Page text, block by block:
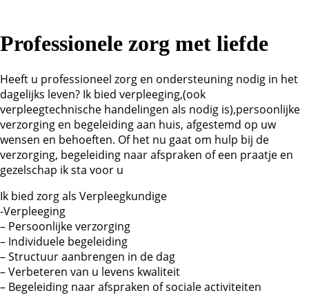
Professionele zorg met liefde
Heeft u professioneel zorg en ondersteuning nodig in het
dagelijks leven? Ik bied verpleeging,(ook
verpleegtechnische handelingen als nodig is),persoonlijke
verzorging en begeleiding aan huis, afgestemd op uw
wensen en behoeften. Of het nu gaat om hulp bij de
verzorging, begeleiding naar afspraken of een praatje en
gezelschap ik sta voor u
Ik bied zorg als Verpleegkundige
-Verpleeging
– Persoonlijke verzorging
– Individuele begeleiding
– Structuur aanbrengen in de dag
– Verbeteren van u levens kwaliteit
– Begeleiding naar afspraken of sociale activiteiten